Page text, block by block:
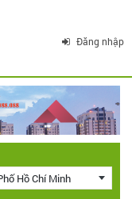
Đăng nhập
Hồ Chí Minh